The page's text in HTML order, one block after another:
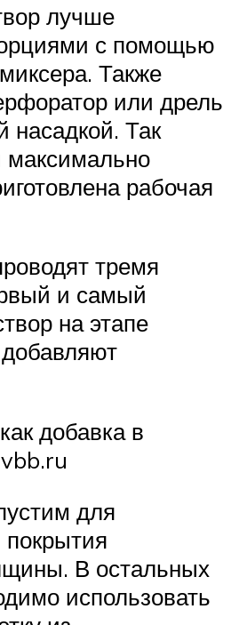
лучше
с помощью
Также
или дрель
насадкой. Так
максимально
рабочая
тремя
и самый
на этапе
добавка в
для
В остальных
использовать